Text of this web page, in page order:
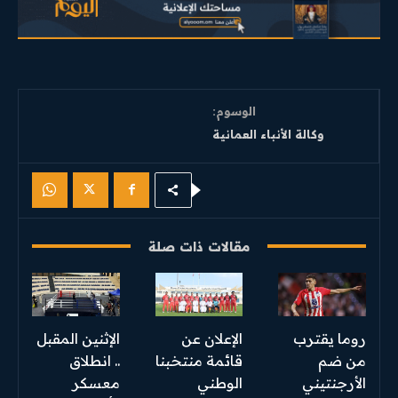
الوسوم:
وكالة الأنباء العمانية
مقالات ذات صلة
روما يقترب
من ضم
الأرجنتيني
الإعلان عن
قائمة منتخبنا
الوطني
الإثنين المقبل
.. انطلاق
معسكر